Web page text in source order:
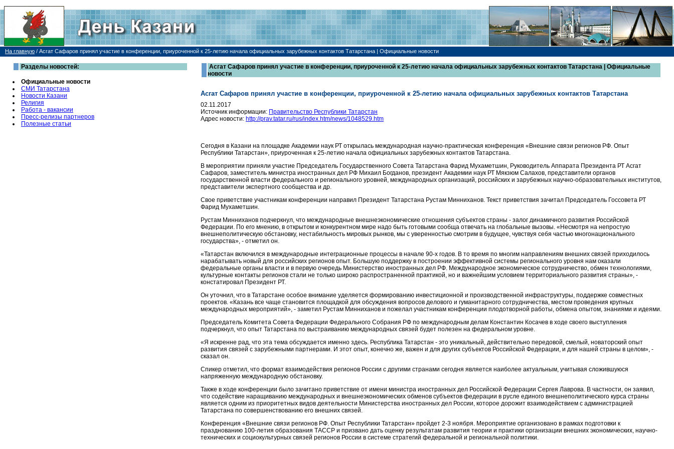
На главную / Асгат Сафаров принял участие в конференции, приуроченной к 25-летию начала официальных зарубежных контактов Татарстана | Официальные новости
Разделы новостей:
Официальные новости
СМИ Татарстана
Новости Казани
Религия
Работа - вакансии
Пресс-релизы партнеров
Полезные статьи
Асгат Сафаров принял участие в конференции, приуроченной к 25-летию начала официальных зарубежных контактов Татарстана | Официальные
новости
Асгат Сафаров принял участие в конференции, приуроченной к 25-летию начала официальных зарубежных контактов Татарстана
02.11.2017
Источник информации: Правительство Республики Татарстан
Адрес новости: http://prav.tatar.ru/rus/index.htm/news/1048529.htm
Сегодня в Казани на площадке Академии наук РТ открылась международная научно-практическая конференция «Внешние связи регионов РФ. Опыт
Республики Татарстан», приуроченная к 25-летию начала официальных зарубежных контактов Татарстана.
В мероприятии приняли участие Председатель Государственного Совета Татарстана Фарид Мухаметшин, Руководитель Аппарата Президента РТ Асгат
Сафаров, заместитель министра иностранных дел РФ Михаил Богданов, президент Академии наук РТ Мякзюм Салахов, представители органов
государственной власти федерального и регионального уровней, международных организаций, российских и зарубежных научно-образовательных институтов,
представители экспертного сообщества и др.
Свое приветствие участникам конференции направил Президент Татарстана Рустам Минниханов. Текст приветствия зачитал Председатель Госсовета РТ
Фарид Мухаметшин.
Рустам Минниханов подчеркнул, что международные внешнеэкономические отношения субъектов страны - залог динамичного развития Российской
Федерации. По его мнению, в открытом и конкурентном мире надо быть готовыми сообща отвечать на глобальные вызовы. «Несмотря на непростую
внешнеполитическую обстановку, нестабильность мировых рынков, мы с уверенностью смотрим в будущее, чувствуя себя частью многонационального
государства», - отметил он.
«Татарстан включился в международные интеграционные процессы в начале 90-х годов. В то время по многим направлениям внешних связей приходилось
нарабатывать новый для российских регионов опыт. Большую поддержку в построении эффективной системы регионального уровня нам оказали
федеральные органы власти и в первую очередь Министерство иностранных дел РФ. Международное экономическое сотрудничество, обмен технологиями,
культурные контакты регионов стали не только широко распространенной практикой, но и важнейшим условием территориального развития страны», -
констатировал Президент РТ.
Он уточнил, что в Татарстане особое внимание уделяется формированию инвестиционной и производственной инфраструктуры, поддержке совместных
проектов. «Казань все чаще становится площадкой для обсуждения вопросов делового и гуманитарного сотрудничества, местом проведения крупных
международных мероприятий», - заметил Рустам Минниханов и пожелал участникам конференции плодотворной работы, обмена опытом, знаниями и идеями.
Председатель Комитета Совета Федерации Федерального Собрания РФ по международным делам Константин Косачев в ходе своего выступления
подчеркнул, что опыт Татарстана по выстраиванию международных связей будет полезен на федеральном уровне.
«Я искренне рад, что эта тема обсуждается именно здесь. Республика Татарстан - это уникальный, действительно передовой, смелый, новаторский опыт
развития связей с зарубежными партнерами. И этот опыт, конечно же, важен и для других субъектов Российской Федерации, и для нашей страны в целом», -
сказал он.
Спикер отметил, что формат взаимодействия регионов России с другими странами сегодня является наиболее актуальным, учитывая сложившуюся
напряженную международную обстановку.
Также в ходе конференции было зачитано приветствие от имени министра иностранных дел Российской Федерации Сергея Лаврова. В частности, он заявил,
что содействие наращиванию международных и внешнеэкономических обменов субъектов федерации в русле единого внешнеполитического курса страны
является одним из приоритетных видов деятельности Министерства иностранных дел России, которое дорожит взаимодействием с администрацией
Татарстана по совершенствованию его внешних связей.
Конференция «Внешние связи регионов РФ. Опыт Республики Татарстан» пройдет 2-3 ноября. Мероприятие организовано в рамках подготовки к
празднованию 100-летия образования ТАССР и призвано дать оценку результатам развития теории и практики организации внешних экономических, научно-
технических и социокультурных связей регионов России в системе стратегий федеральной и региональной политики.